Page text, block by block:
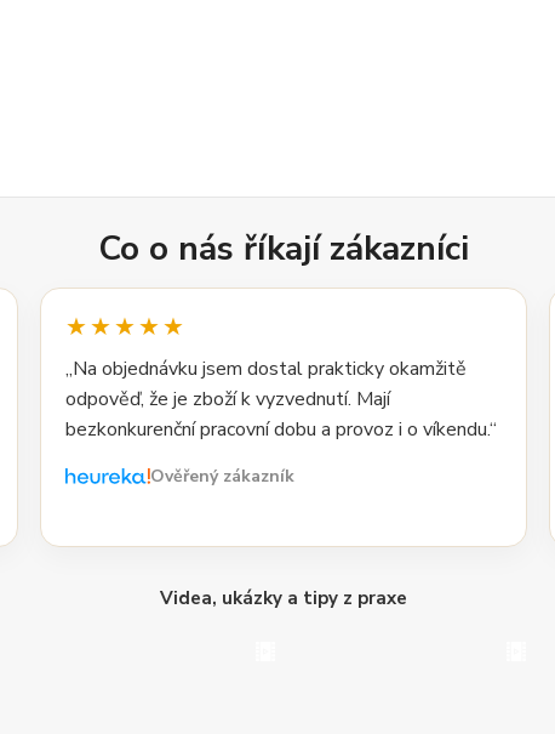
Co o nás říkají zákazníci
★★★★★
„Na objednávku jsem dostal prakticky okamžitě
odpověď, že je zboží k vyzvednutí. Mají
bezkonkurenční pracovní dobu a provoz i o víkendu.“
Ověřený zákazník
Videa, ukázky a tipy z praxe